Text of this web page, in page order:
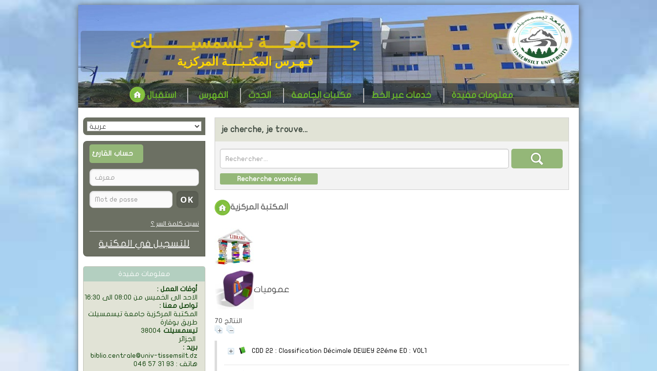
جـــــــامعــــة تـيسمسيـــــــلت
فـهـرس المكتـبــــة المركزية
الفهرس الحدث مكتبات الجامعة خدمات عبر الخط معلومات مفيدة استقبال
je cherche, je trouve...
Recherche avancée
المكتبة المركزية
عموميات
70 النتائج
CDD 22 : Classification Décimale DEWEY 22éme ED : VOL1
حساب القارئ
نسيت كلمة السر ؟
للتسجيل في المكتبة
معلومات مفيدة
: أوقات العمل
الاحد الى الخميس من 08:00 الى 16:30
: تواصل معنا
المكتبة المركزية جامعة تيسمسيلت
طريق بوقارة
38004 تيسمسيلت
: بريد
biblio.centrale@univ-tissemsilt.dz
046 57 31 93 : هاتف